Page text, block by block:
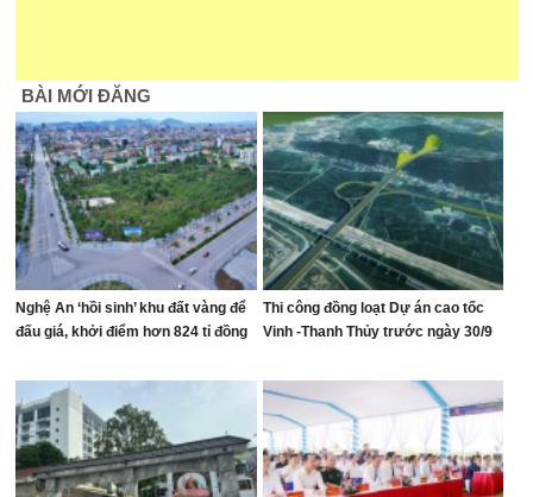
BÀI MỚI ĐĂNG
Nghệ An ‘hồi sinh’ khu đất vàng để
đấu giá, khởi điểm hơn 824 tỉ đồng
Thi công đồng loạt Dự án cao tốc
Vinh -Thanh Thủy trước ngày 30/9